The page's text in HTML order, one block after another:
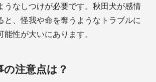
うなしつけが必要です。秋田犬が感情
と、怪我や命を奪うようなトラブルに
性が大いにあります。
注意点は？